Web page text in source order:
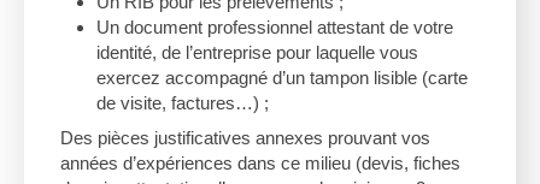
Un document professionnel attestant de votre
identité, de l’entreprise pour laquelle vous
exercez accompagné d’un tampon lisible (carte
de visite, factures…) ;
Des pièces justificatives annexes prouvant vos
années d’expériences dans ce milieu (devis, fiches